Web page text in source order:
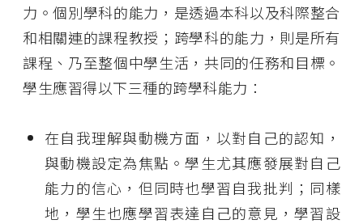
力。個別學科的能力，是透過本科以及科際整合
和相關連的課程教授；跨學科的能力，則是所有
課程、乃至整個中學生活，共同的任務和目標。
學生應習得以下三種的跨學科能力：
在自我理解與動機方面，以對自己的認知，
與動機設定為焦點。學生尤其應發展對自己
能力的信心，但同時也學習自我批判；同樣
地，學生也應學習表達自己的意見，學習設